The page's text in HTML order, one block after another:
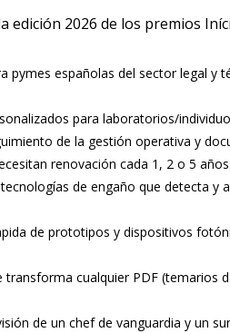
edición 2026 de los premios
pymes españolas del sector legal
para laboratorios/
de la gestión operativa y
renovación cada 1, 2 o 5 años.
de engaño que detecta
de prototipos y dispositivos
transforma cualquier PDF
de un chef de vanguardia y un